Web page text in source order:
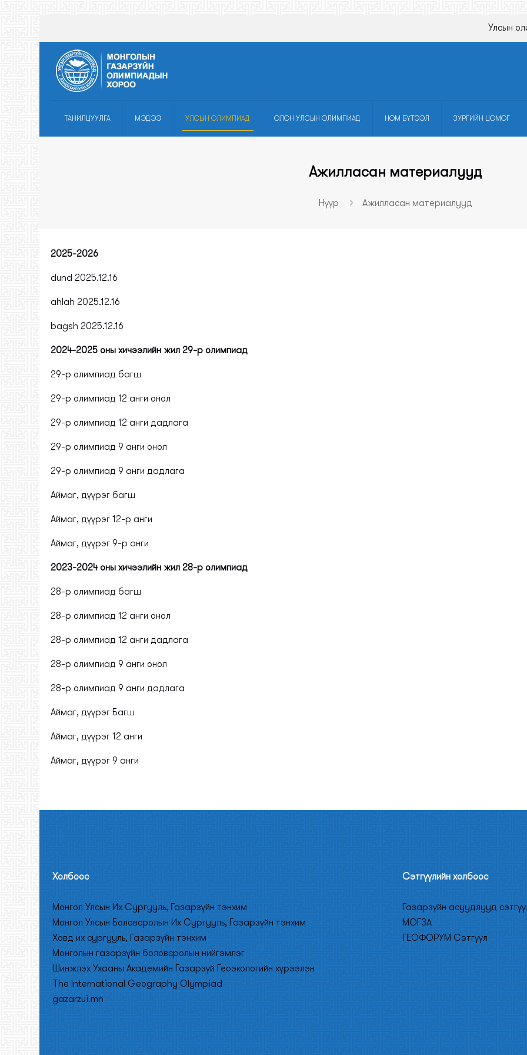
Улсын
ТАНИЛЦУУЛГА МЭДЭЭ УЛСЫН ОЛИМПИАД ОЛОН УЛСЫН ОЛИМПИАД НОМ БҮТЭЭЛ ЗУРГИЙН ЦОМОГ
Ажилласан материалууд
Нүүр Ажилласан материалууд
2025-2026
dund 2025.12.16
ahlah 2025.12.16
bagsh 2025.12.16
2024-2025 оны хичээлийн жил 29-р олимпиад
29-р олимпиад багш
29-р олимпиад 12 анги онол
29-р олимпиад 12 анги дадлага
29-р олимпиад 9 анги онол
29-р олимпиад 9 анги дадлага
Аймаг, дүүрэг багш
Аймаг, дүүрэг 12-р анги
Аймаг, дүүрэг 9-р анги
2023-2024 оны хичээлийн жил 28-р олимпиад
28-р олимпиад багш
28-р олимпиад 12 анги онол
28-р олимпиад 12 анги дадлага
28-р олимпиад 9 анги онол
28-р олимпиад 9 анги дадлага
Аймаг, дүүрэг Багш
Аймаг, дүүрэг 12 анги
Аймаг, дүүрэг 9 анги
Холбооc
Монгол Улсын Их Сургууль, Газарзүйн тэнхим
Монгол Улсын Боловсролын Их Сургууль, Газарзүйн тэнхим
Ховд их сургууль, Газарзүйн тэнхим
Монголын газарзүйн боловсролын нийгэмлэг
Шинжлэх Ухааны Академийн Газарзүй Геоэкологийн хүрээлэн
The International Geography Olympiad
gazarzui.mn
Сэтгүүлийн холбоос
Газарзүйн асуудлууд
МОГЗА
ГЕОФОРУМ Сэтгүүл